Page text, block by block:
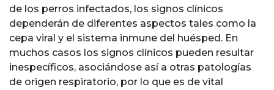
de los perros infectados, los signos clínicos
dependerán de diferentes aspectos tales como la
cepa viral y el sistema inmune del huésped. En
muchos casos los signos clínicos pueden resultar
inespecíficos, asociándose así a otras patologías
de origen respiratorio, por lo que es de vital